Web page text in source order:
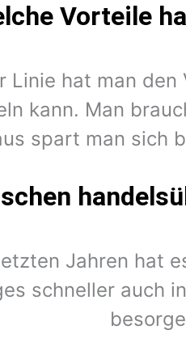
Vorteile
Linie hat man
kann. Man
spart man sich
Jahren hat
schneller auch